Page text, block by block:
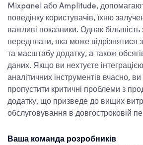
Mixpanel або Amplitude,
поведінку користувачів, їхню
важливі показники. Однак
передплати, яка може відрізнятися
та масштабу додатку, а також
даних. Якщо ви нехтуєте
аналітичних інструментів вчасно, ви
пропустити критичні проблеми з
додатку, що призведе до вищих
обслуговування в довгостроковій
Ваша команда розробників